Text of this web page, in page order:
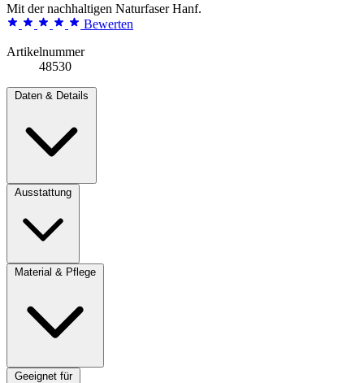
Mit der nachhaltigen Naturfaser Hanf.
Bewerten
Artikelnummer
48530
Daten & Details
Ausstattung
Material & Pflege
Geeignet für